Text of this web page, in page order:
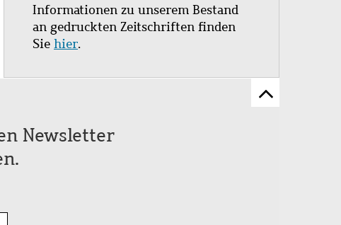
Informationen zu unserem Bestand
an gedruckten Zeitschriften finden
Sie hier.
Zum
Newsletter